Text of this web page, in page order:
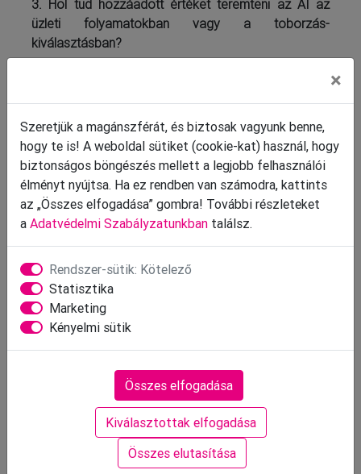
3. Hol tud hozzáadott értéket teremteni az AI az
üzleti folyamatokban vagy a toborzás-
kiválasztásban?
szempontjából minden vállalat eltérő igényekkel
rendelkezik, ezért az AI megoldásait is az egyedi
kihívásokhoz kell igazítani. Néhány konkrét példa és
használati eset az LCC weboldalán is megtalálható
(www.lcc.hu), amelyek bemutatják, hogyan
illeszkedhet az AI a napi vezetői és HR-
munkafolyamatokba. A toborzás-kiválasztás
területén az AI több szempontból is forradalmasítja
a munkát. Automatizálja az ismétlődő feladatokat,
például az önéletrajzok szűrését, segít a jelöltek
kompetenciáinak és soft skilljeinek elemzésében,
valamint hatékonyabbá teszi a toborzási kampányok
szakemberek az emberi kapcsolatok építésére és a
stratégiai döntésekre fókuszáljanak, miközben
csökkenti az adminisztratív terheket.
4. Mi a legnagyobb várakozás az AI irányába 2025-
×
Szeretjük a magánszférát, és biztosak vagyunk benne,
hogy te is! A weboldal sütiket (cookie-kat) használ, hogy
biztonságos böngészés mellett a legjobb felhasználói
élményt nyújtsa. Ha ez rendben van számodra, kattints
az „Összes elfogadása” gombra! További részleteket
a Adatvédelmi Szabályzatunkban találsz.
Rendszer-sütik: Kötelező
Statisztika
Marketing
Kényelmi sütik
Összes elfogadása
Kiválasztottak elfogadása
Összes elutasítása